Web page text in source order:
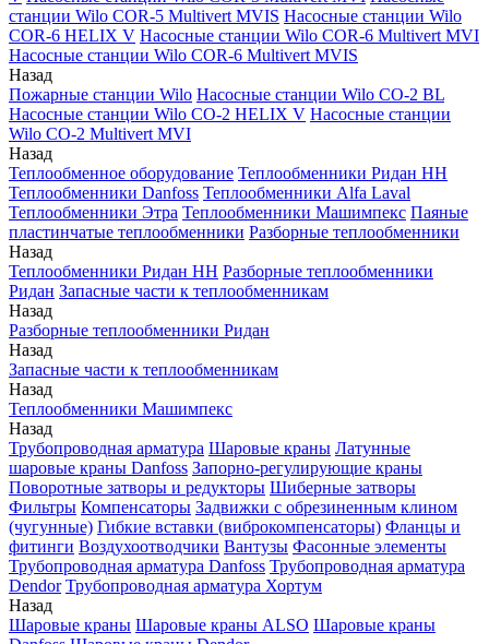
станции Wilo COR-5 Multivert MVIS Насосные станции Wilo
COR-6 HELIX V Насосные станции Wilo COR-6 Multivert MVI
Насосные станции Wilo COR-6 Multivert MVIS
Назад
Пожарные станции Wilo Насосные станции Wilo CO-2 BL
Насосные станции Wilo CO-2 HELIX V Насосные станции
Wilo CO-2 Multivert MVI
Назад
Теплообменное оборудование Теплообменники Ридан НН
Теплообменники Danfoss Теплообменники Alfa Laval
Теплообменники Этра Теплообменники Машимпекс Паяные
пластинчатые теплообменники Разборные теплообменники
Назад
Теплообменники Ридан НН Разборные теплообменники
Ридан Запасные части к теплообменникам
Назад
Разборные теплообменники Ридан
Назад
Запасные части к теплообменникам
Назад
Теплообменники Машимпекс
Назад
Трубопроводная арматура Шаровые краны Латунные
шаровые краны Danfoss Запорно-регулирующие краны
Поворотные затворы и редукторы Шиберные затворы
Фильтры Компенсаторы Задвижки с обрезиненным клином
(чугунные) Гибкие вставки (виброкомпенсаторы) Фланцы и
фитинги Воздухоотводчики Вантузы Фасонные элементы
Трубопроводная арматура Danfoss Трубопроводная арматура
Dendor Трубопроводная арматура Хортум
Назад
Шаровые краны Шаровые краны ALSO Шаровые краны